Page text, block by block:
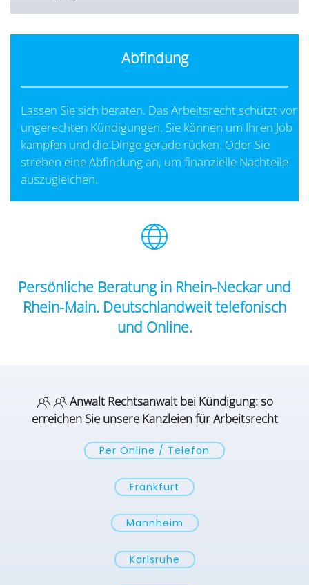
Abfindung
Lassen Sie sich beraten. Das Arbeitsrecht schützt vor
ungerechten Kündigungen. Sie können um Ihren Job
kämpfen und die Dinge gerade rücken. Oder Sie
streben eine Abfindung an, um finanzielle Nachteile
auszugleichen.
Persönliche Beratung in Rhein-Neckar und
Rhein-Main. Deutschlandweit telefonisch
und Online.
Anwalt Rechtsanwalt bei Kündigung: so
erreichen Sie unsere Kanzleien für Arbeitsrecht
Per Online / Telefon
Frankfurt
Mannheim
Karlsruhe